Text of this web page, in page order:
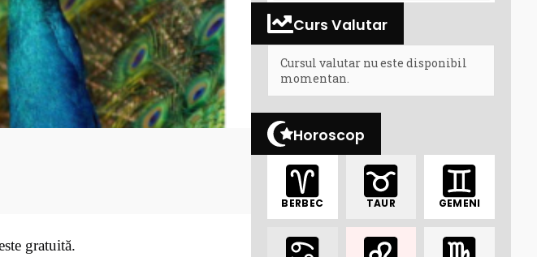
gratuită.
Curs Valutar
Cursul valutar nu este disponibil
momentan.
Horoscop
BERBEC TAUR GEMENI